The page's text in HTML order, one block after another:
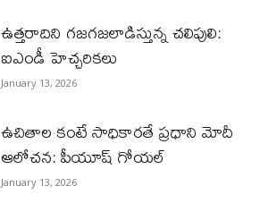
ఉత్తరాదిని గజగజలాడిస్తున్న చలిపులి:
ఐఎండీ హెచ్చరికలు
January 13, 2026
ఉచితాల కంటే సాధికారతే ప్రధాని మోదీ
ఆలోచన: పీయూష్ గోయల్
January 13, 2026